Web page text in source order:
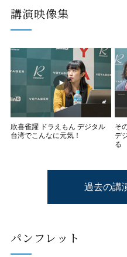
講演映像集
欣喜雀躍 ドラえもん デジタル
台湾でこんなに元気！
そ
デ
る
過去の講
パンフレット